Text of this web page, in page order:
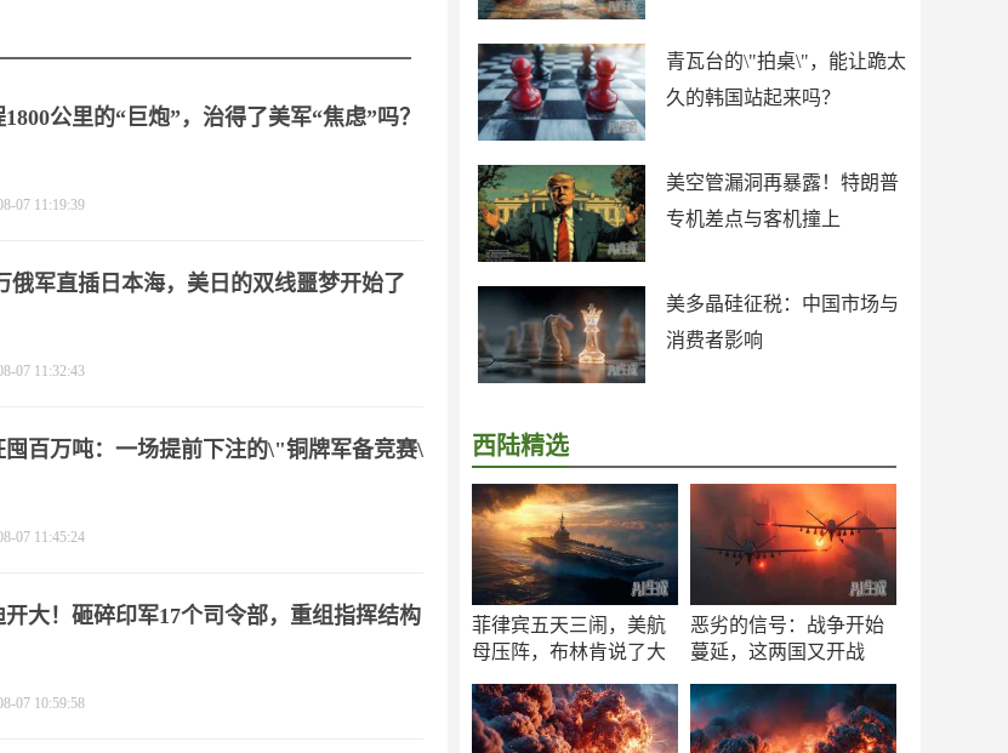
青瓦台的\"拍桌\"，能让跪太
久的韩国站起来吗？
美空管漏洞再暴露！特朗普
专机差点与客机撞上
美多晶硅征税：中国市场与
消费者影响
西陆精选
菲律宾五天三闹，美航
母压阵，布林肯说了大
恶劣的信号：战争开始
蔓延，这两国又开战
公里的“巨炮”，治得了美军“焦虑”吗？
07 11:19:39
俄军直插日本海，美日的双线噩梦开始了
07 11:32:43
囤百万吨：一场提前下注的\"铜牌军备竞赛\"
07 11:45:24
开大！砸碎印军17个司令部，重组指挥结构
07 10:59:58